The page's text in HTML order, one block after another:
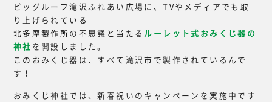
ビッグルーフ滝沢ふれあい広場に、TVやメディアでも取
り上げられている
北多摩製作所の不思議と当たる ルーレット式おみくじ器の
神社 を開設しました。
このおみくじ器は、すべて滝沢市で製作されているんで
す！
おみくじ神社では、新春祝いのキャンペーンを実施中です